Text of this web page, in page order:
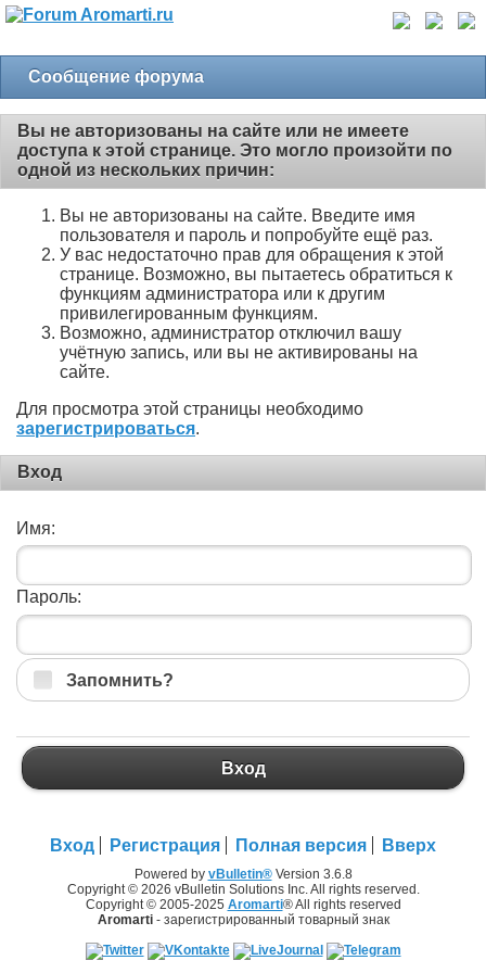
Сообщение форума
Вы не авторизованы на сайте или не имеете
доступа к этой странице. Это могло произойти по
одной из нескольких причин:
Вы не авторизованы на сайте. Введите имя
пользователя и пароль и попробуйте ещё раз.
У вас недостаточно прав для обращения к этой
странице. Возможно, вы пытаетесь обратиться к
функциям администратора или к другим
привилегированным функциям.
Возможно, администратор отключил вашу
учётную запись, или вы не активированы на
сайте.
Для просмотра этой страницы необходимо
зарегистрироваться.
Вход
Имя:
Пароль:
Запомнить?
Вход
Вход Регистрация Полная версия Вверх
Powered by vBulletin®Version 3.6.8
Copyright © 2026 vBulletin Solutions Inc. All rights reserved.
Copyright © 2005-2025 Aromarti® All rights reserved
Aromarti- зарегистрированный товарный знак